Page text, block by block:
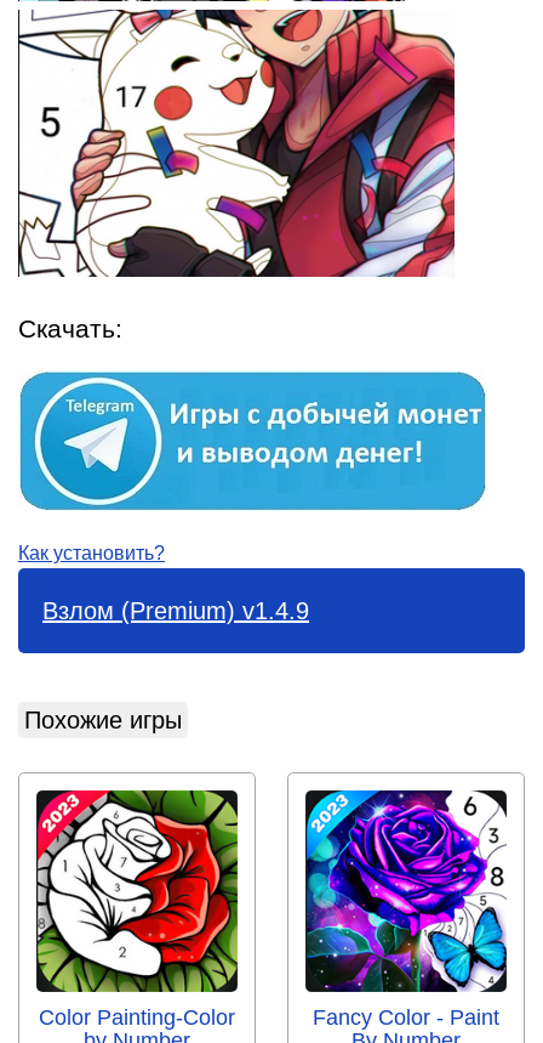
Скачать:
Как установить?
Взлом (Premium) v1.4.9
Похожие игры
Color Painting-Color
Fancy Color - Paint